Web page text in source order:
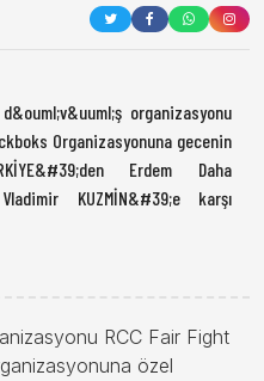
organizasyonu
Organizasyonuna gecenin
Erdem Daha
KUZMİN&#39;e karşı
RCC Fair Fight
özel